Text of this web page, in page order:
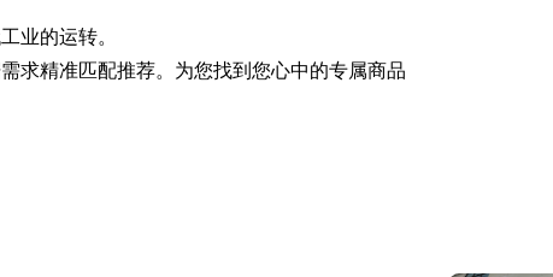
业的运转。
求精准匹配推荐。为您找到您心中的专属商品